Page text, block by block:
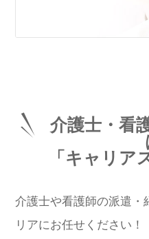
介護士・看
「キャリア
介護士や看護師の派遣・
リアにお任せください！